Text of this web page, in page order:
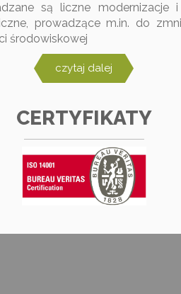
są liczne modernizacje
prowadzące m.in. do
środowiskowej
czytaj dalej
CERTYFIKATY